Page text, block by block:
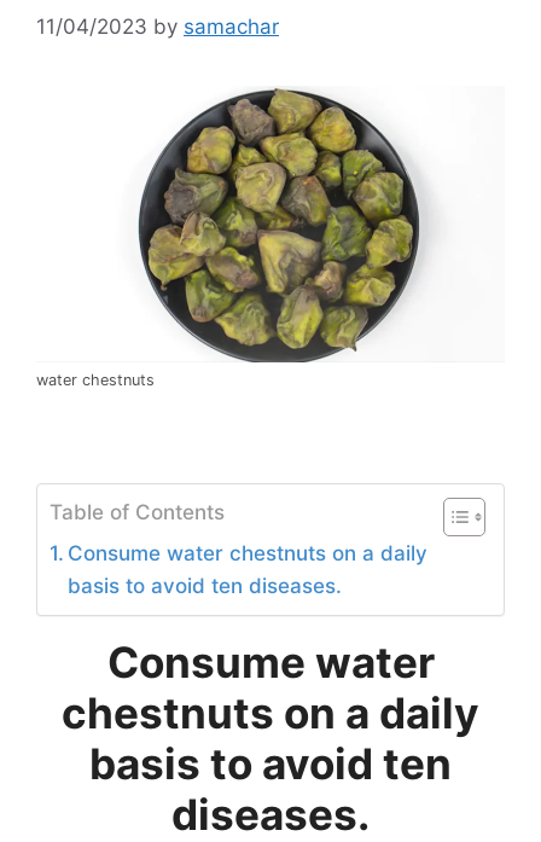
11/04/2023 by samachar
water chestnuts
Table of Contents
Consume water chestnuts on a daily
basis to avoid ten diseases.
Consume water
chestnuts on a daily
basis to avoid ten
diseases.